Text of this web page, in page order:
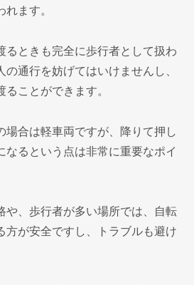
れます。
るときも完全に歩行者として扱わ
通行を妨げてはいけませんし、
ことができます。
場合は軽車両ですが、降りて押し
なるという点は非常に重要なポイ
や、歩行者が多い場所では、自転
方が安全ですし、トラブルも避け